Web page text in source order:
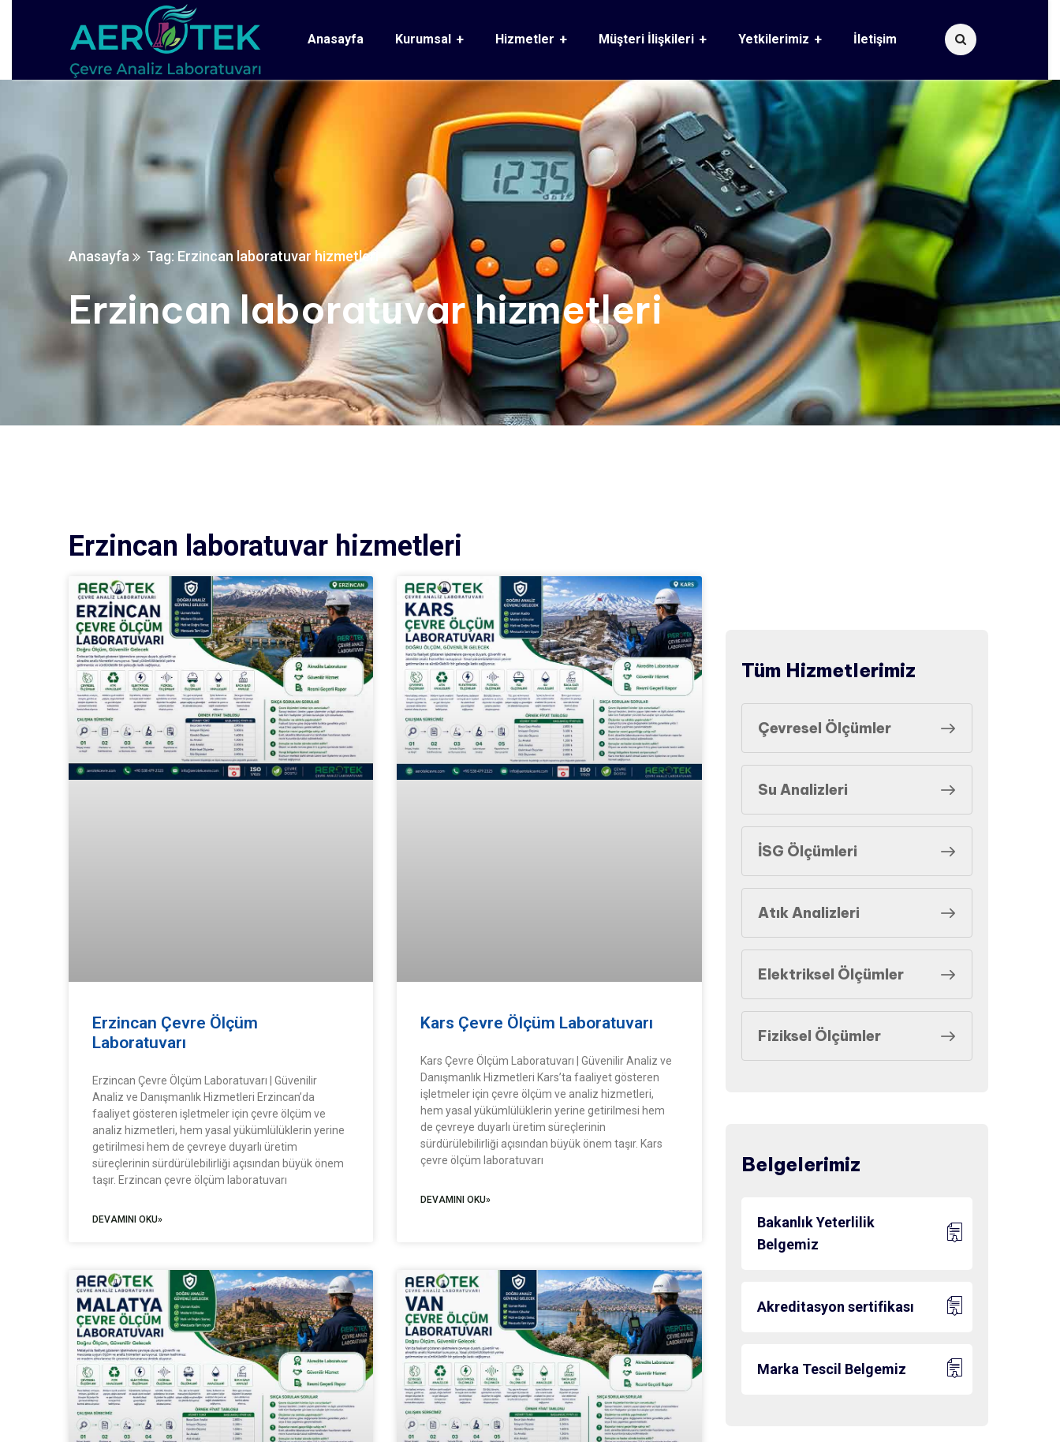
Anasayfa Kurumsal Hizmetler Müşteri İlişkileri Yetkilerimiz İletişim
Anasayfa Tag: Erzincan laboratuvar hizmetleri
Erzincan laboratuvar hizmetleri
Erzincan laboratuvar hizmetleri
Erzincan Çevre Ölçüm
Laboratuvarı
Erzincan Çevre Ölçüm Laboratuvarı | Güvenilir
Analiz ve Danışmanlık Hizmetleri Erzincan’da
faaliyet gösteren işletmeler için çevre ölçüm ve
analiz hizmetleri, hem yasal yükümlülüklerin yerine
getirilmesi hem de çevreye duyarlı üretim
süreçlerinin sürdürülebilirliği açısından büyük önem
taşır. Erzincan çevre ölçüm laboratuvarı
DEVAMINI OKU»
Kars Çevre Ölçüm Laboratuvarı
Kars Çevre Ölçüm Laboratuvarı | Güvenilir Analiz ve
Danışmanlık Hizmetleri Kars’ta faaliyet gösteren
işletmeler için çevre ölçüm ve analiz hizmetleri,
hem yasal yükümlülüklerin yerine getirilmesi hem
de çevreye duyarlı üretim süreçlerinin
sürdürülebilirliği açısından büyük önem taşır. Kars
çevre ölçüm laboratuvarı
DEVAMINI OKU»
Tüm Hizmetlerimiz
Çevresel Ölçümler
Su Analizleri
İSG Ölçümleri
Atık Analizleri
Elektriksel Ölçümler
Fiziksel Ölçümler
Belgelerimiz
Bakanlık Yeterlilik
Belgemiz
Akreditasyon sertifikası
Marka Tescil Belgemiz